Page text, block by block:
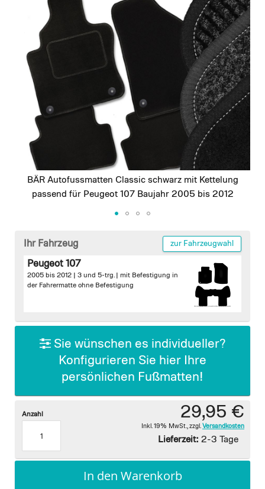
images
gallery
BÄR Autofussmatten Classic schwarz mit Kettelung
passend für Peugeot 107 Baujahr 2005 bis 2012
beginning
gallery
Ihr Fahrzeug zur Fahrzeugwahl
Peugeot 107
2005 bis 2012 | 3 und 5-trg. | mit Befestigung in
der Fahrermatte ohne Befestigung
Sie wünschen es individueller?
Konfigurieren Sie hier Ihre
persönlichen Fußmatten!
29,95 €
Inkl. 19% MwSt. zzgl. Versandkosten
Lieferzeit: 2-3 Tage
Anzahl
In den Warenkorb